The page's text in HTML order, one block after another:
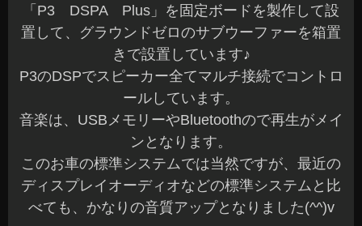
「P3 DSPA Plus」を固定ボードを製作して設
置して、グラウンドゼロのサブウーファーを箱置
きで設置しています♪
P3のDSPでスピーカー全てマルチ接続でコントロ
ールしています。
音楽は、USBメモリーやBluetoothので再生がメイ
ンとなります。
このお車の標準システムでは当然ですが、最近の
ディスプレイオーディオなどの標準システムと比
べても、かなりの音質アップとなりました(^^)v